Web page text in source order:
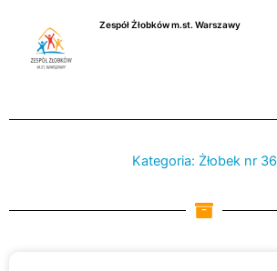
Zespół Żłobków m.st. Warszawy
Kategoria: Żłobek nr 36